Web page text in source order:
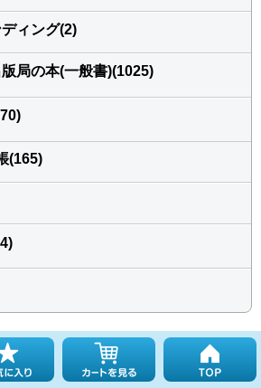
ィング(2)
局の本(一般書)(1025)
(165)